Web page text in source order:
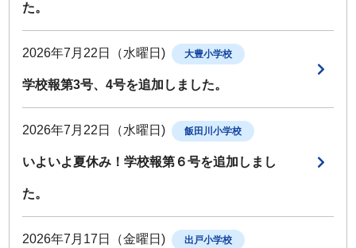
た。
2026年7月22日（水曜日) 大豊小学校
学校報第3号、4号を追加しました。
2026年7月22日（水曜日) 飯田川小学校
いよいよ夏休み！学校報第６号を追加しまし
た。
2026年7月17日（金曜日) 出戸小学校